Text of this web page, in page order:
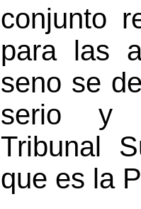
conjunto
para las
seno se
serio y
Tribunal
que es la